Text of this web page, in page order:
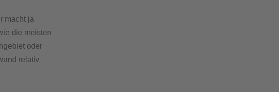
macht ja
die meisten
oder
relativ